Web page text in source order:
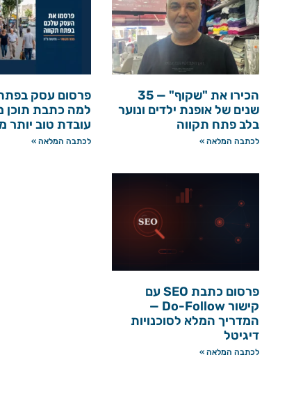
הכירו את "שקוף" — 35
שנים של אופנת ילדים ונוער
בלב פתח תקווה
לכתבה המלאה »
פרסום עסק
למה כתבת תוכן
עובדת טוב יותר
לכתבה המלאה »
פרסום כתבת SEO עם
קישור Do-Follow —
המדריך המלא לסוכנויות
דיגיטל
לכתבה המלאה »